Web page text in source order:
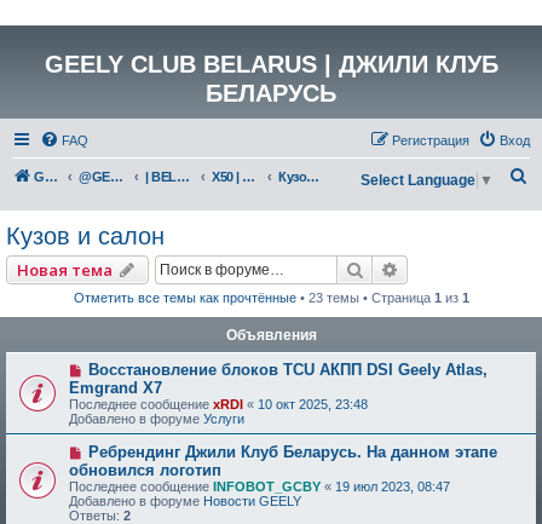
GEELY CLUB BELARUS | ДЖИЛИ КЛУБ
БЕЛАРУСЬ
FAQ Вход
Регистрация
GEELY Club Belarus @GEELYCLUBBY | BELGEE КАТАЛОГ X50 | GEELY COOLRAY (SX11) Кузов и салон Select Language ▼
Кузов и салон
Новая тема Поиск
Отметить все темы как прочтённые• 23 темы • Страница 1 из 1
Объявления
Восстановление блоков TCU АКПП DSI Geely Atlas,
Emgrand X7
Последнее сообщение xRDI « 10 окт 2025, 23:48
Добавлено в форуме Услуги
Ребрендинг Джили Клуб Беларусь. На данном этапе
обновился логотип
Последнее сообщение INFOBOT_GCBY « 19 июл 2023, 08:47
Добавлено в форуме Новости GEELY
Ответы: 2